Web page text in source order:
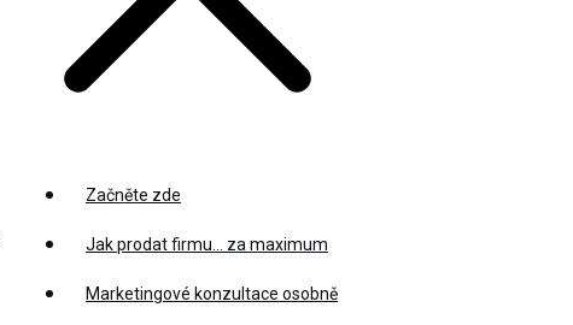
Začněte zde
Jak prodat firmu… za maximum
Marketingové konzultace osobně